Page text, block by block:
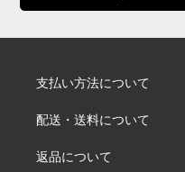
支払い方法について
配送・送料について
返品について